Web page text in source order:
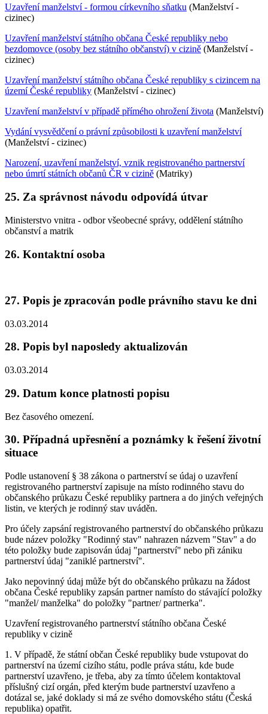
Uzavření manželství - formou církevního sňatku (Manželství -
cizinec)
Uzavření manželství státního občana České republiky nebo
bezdomovce (osoby bez státního občanství) v cizině (Manželství -
cizinec)
Uzavření manželství státního občana České republiky s cizincem na
území České republiky (Manželství - cizinec)
Uzavření manželství v případě přímého ohrožení života (Manželství)
Vydání vysvědčení o právní způsobilosti k uzavření manželství
(Manželství - cizinec)
Narození, uzavření manželství, vznik registrovaného partnerství
nebo úmrtí státních občanů ČR v cizině (Matriky)
25. Za správnost návodu odpovídá útvar
Ministerstvo vnitra - odbor všeobecné správy, oddělení státního
občanství a matrik
26. Kontaktní osoba
27. Popis je zpracován podle právního stavu ke dni
03.03.2014
28. Popis byl naposledy aktualizován
03.03.2014
29. Datum konce platnosti popisu
Bez časového omezení.
30. Případná upřesnění a poznámky k řešení životní
situace
Podle ustanovení § 38 zákona o partnerství se údaj o uzavření
registrovaného partnerství zapisuje na místo rodinného stavu do
občanského průkazu České republiky partnera a do jiných veřejných
listin, ve kterých je rodinný stav uváděn.
Pro účely zapsání registrovaného partnerství do občanského průkazu
bude název položky "Rodinný stav" nahrazen názvem "Stav" a do
této položky bude zapisován údaj "partnerství" nebo při zániku
partnerství údaj "zaniklé partnerství".
Jako nepovinný údaj může být do občanského průkazu na žádost
občana České republiky zapsán partner namísto do stávající položky
"manžel/ manželka" do položky "partner/ partnerka".
Uzavření registrovaného partnerství státního občana České
republiky v cizině
1. V případě, že státní občan České republiky bude vstupovat do
partnerství na území cizího státu, podle práva státu, kde bude
partnerství uzavřeno, je třeba, aby za tímto účelem kontaktoval
příslušný cizí orgán, před kterým bude partnerství uzavřeno a
dotázal se, jaké doklady si má ze svého domovského státu (Česká
republika) opatřit.